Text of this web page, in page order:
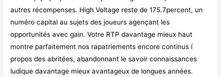
autres récompenses. High Voltage reste de 175.7percent, un
numéro capital au sujets des joueurs agençant les
opportunités avec gain. Votre RTP davantage mieux haut
montre parfaitement nos rapatriements encore continus í
propos des abritées, abandonnant le savoir connaissances
ludique davantage mieux avantageux de longues années.